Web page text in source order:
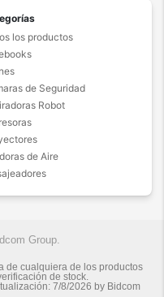
los productos
de Seguridad
Robot
de Aire
Group.
de cualquiera de los productos
de stock.
7/8/2026 by Bidcom